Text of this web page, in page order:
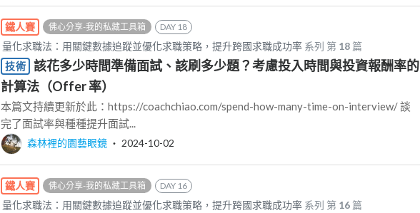
鐵人賽 佛心分享-我的私藏工具箱 DAY 18
量化求職法：用關鍵數據追蹤並優化求職策略，提升跨國求職成功率 系列 第 18 篇
技術
該花多少時間準備面試、該刷多少題？考慮投入時間與投資報酬率的
計算法（Offer 率）
本篇文持續更新於此：https://coachchiao.com/spend-how-many-time-on-interview/ 談
完了面試率與種種提升面試...
森林裡的園藝眼鏡 ‧ 2024-10-02
鐵人賽 佛心分享-我的私藏工具箱 DAY 16
量化求職法：用關鍵數據追蹤並優化求職策略，提升跨國求職成功率 系列 第 16 篇